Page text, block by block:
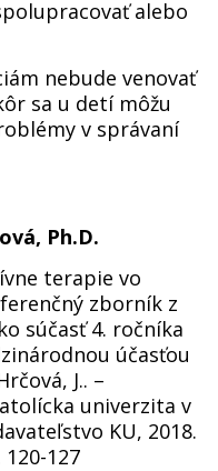
alebo
nebude venovať
sa u detí môžu
v správaní
Ph.D.
terapie vo
zborník z
súčasť 4. ročníka
účasťou
J.. –
univerzita v
KU, 2018.
120-127